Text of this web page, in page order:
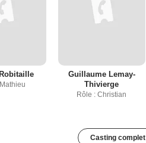
Guillaume Lemay-
Thivierge
Rôle : Christian
Casting